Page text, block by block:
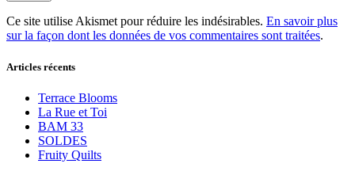
Ce site utilise Akismet pour réduire les indésirables. En savoir plus
sur la façon dont les données de vos commentaires sont traitées.
Articles récents
Terrace Blooms
La Rue et Toi
BAM 33
SOLDES
Fruity Quilts